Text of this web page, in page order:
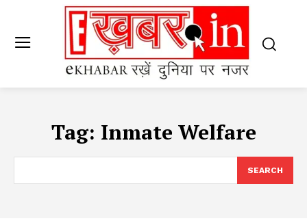
Tag: Inmate Welfare
SEARCH